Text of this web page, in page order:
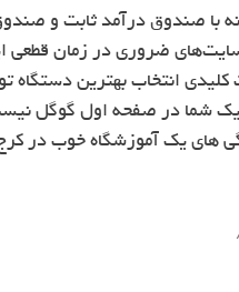
با صندوق درآمد ثابت و
ضروری در زمان قطعی
کلیدی انتخاب بهترین دستگاه
شما در صفحه اول گوگل
های یک آموزشگاه خوب در